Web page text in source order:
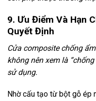
9. Ưu Điểm Và Hạn
Quyết Định
Cửa composite chống
không nên xem là
sử dụng.
Nhờ cấu tạo từ bột gỗ ép